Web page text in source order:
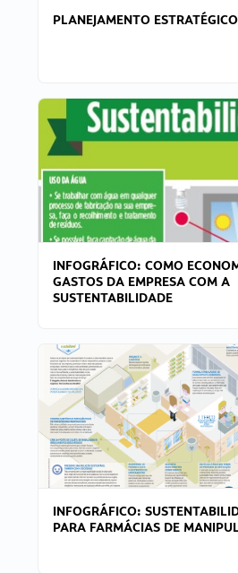
PLANEJAMENTO ESTRATÉGICO
INFOGRÁFICO: COMO
GASTOS DA EMPRESA COM A
SUSTENTABILIDADE
INFOGRÁFICO:
PARA FARMÁCIAS DE